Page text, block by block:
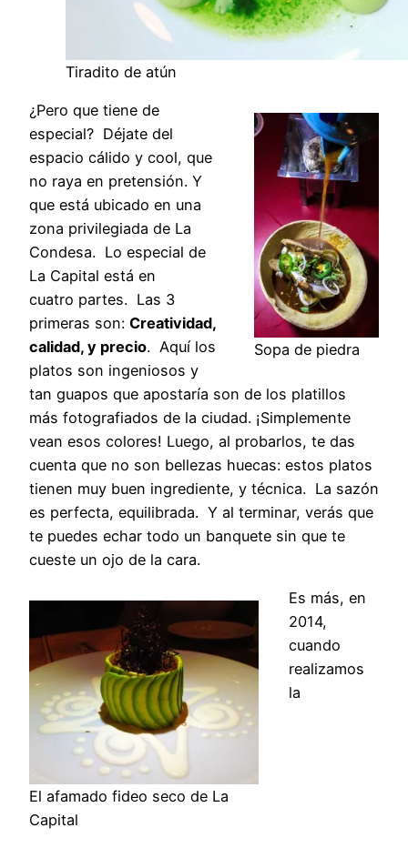
Tiradito de atún
Sopa de piedra
¿Pero que tiene de
especial? Déjate del
espacio cálido y cool, que
no raya en pretensión. Y
que está ubicado en una
zona privilegiada de La
Condesa. Lo especial de
La Capital está en
cuatro partes. Las 3
primeras son: Creatividad,
calidad, y precio. Aquí los
platos son ingeniosos y
tan guapos que apostaría son de los platillos
más fotografiados de la ciudad. ¡Simplemente
vean esos colores! Luego, al probarlos, te das
cuenta que no son bellezas huecas: estos platos
tienen muy buen ingrediente, y técnica. La sazón
es perfecta, equilibrada. Y al terminar, verás que
te puedes echar todo un banquete sin que te
cueste un ojo de la cara.
El afamado fideo seco de La
Capital
Es más, en
2014,
cuando
realizamos
la